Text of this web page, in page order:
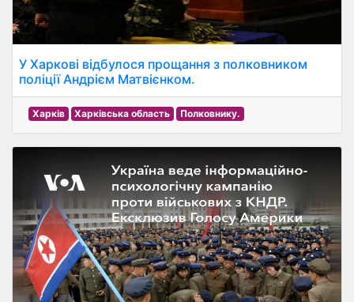
У Харкові відбулося прощання з полковником
поліції Андрієм Матвієнком.
Харків Харківська область Полковнику.